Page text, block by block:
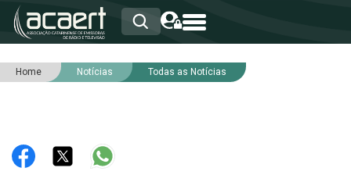
HOME
RNA
NOTÍCIAS
Home Notícias Todas as Notícias